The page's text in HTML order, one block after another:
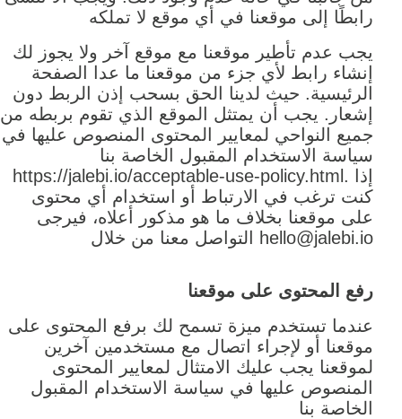
رابطًا إلى موقعنا في أي موقع لا تملكه
يجب عدم تأطير موقعنا مع موقع آخر ولا يجوز لك
إنشاء رابط لأي جزء من موقعنا ما عدا الصفحة
الرئيسية. حيث لدينا الحق بسحب إذن الربط دون
إشعار. يجب أن يمتثل الموقع الذي تقوم بربطه من
جميع النواحي لمعايير المحتوى المنصوص عليها في
سياسة الاستخدام المقبول الخاصة بنا
https://jalebi.io/acceptable-use-policy.html. إذا
كنت ترغب في الارتباط أو استخدام أي محتوى
على موقعنا بخلاف ما هو مذكور أعلاه، فيرجى
التواصل معنا من خلال hello@jalebi.io
رفع المحتوى على موقعنا
عندما تستخدم ميزة تسمح لك برفع المحتوى على
موقعنا أو لإجراء اتصال مع مستخدمين آخرين
لموقعنا يجب عليك الامتثال لمعايير المحتوى
المنصوص عليها في سياسة الاستخدام المقبول
الخاصة بنا